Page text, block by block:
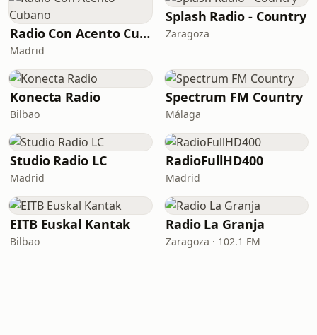
Radio Con Acento Cubano
Madrid
Splash Radio - Country
Zaragoza
Konecta Radio
Bilbao
Spectrum FM Country
Málaga
Studio Radio LC
Madrid
RadioFullHD400
Madrid
EITB Euskal Kantak
Bilbao
Radio La Granja
Zaragoza · 102.1 FM